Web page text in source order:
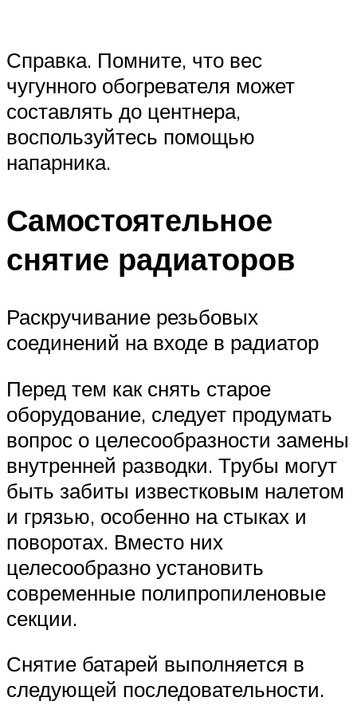
Справка. Помните, что вес
чугунного обогревателя может
составлять до центнера,
воспользуйтесь помощью
напарника.
Самостоятельное
снятие радиаторов
Раскручивание резьбовых
соединений на входе в радиатор
Перед тем как снять старое
оборудование, следует продумать
вопрос о целесообразности замены
внутренней разводки. Трубы могут
быть забиты известковым налетом
и грязью, особенно на стыках и
поворотах. Вместо них
целесообразно установить
современные полипропиленовые
секции.
Снятие батарей выполняется в
следующей последовательности.